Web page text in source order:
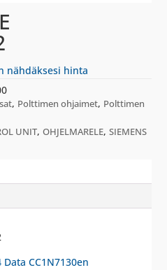
nähdäksesi hinta
, Polttimen ohjaimet, Polttimen
UNIT,OHJELMARELE,SIEMENS
Data CC1N7130en